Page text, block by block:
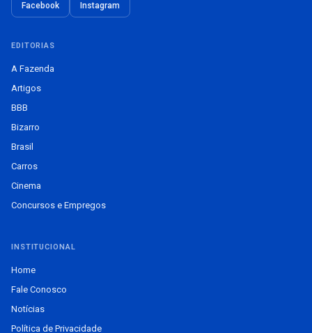
Facebook Instagram
EDITORIAS
A Fazenda
Artigos
BBB
Bizarro
Brasil
Carros
Cinema
Concursos e Empregos
INSTITUCIONAL
Home
Fale Conosco
Notícias
Política de Privacidade